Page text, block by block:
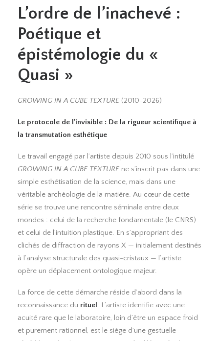
L’ordre de l’inachevé :
Poétique et
épistémologie du «
Quasi »
GROWING IN A CUBE TEXTURE (2010-2026)
Le protocole de l’invisible : De la rigueur scientifique à
la transmutation esthétique
Le travail engagé par l’artiste depuis 2010 sous l’intitulé
GROWING IN A CUBE TEXTURE ne s’inscrit pas dans une
simple esthétisation de la science, mais dans une
véritable archéologie de la matière. Au cœur de cette
série se trouve une rencontre séminale entre deux
mondes : celui de la recherche fondamentale (le CNRS)
et celui de l’intuition plastique. En s’appropriant des
clichés de diffraction de rayons X — initialement destinés
à l’analyse structurale des quasi-cristaux — l’artiste
opère un déplacement ontologique majeur.
La force de cette démarche réside d’abord dans la
reconnaissance du rituel . L’artiste identifie avec une
acuité rare que le laboratoire, loin d’être un espace froid
et purement rationnel, est le siège d’une gestuelle